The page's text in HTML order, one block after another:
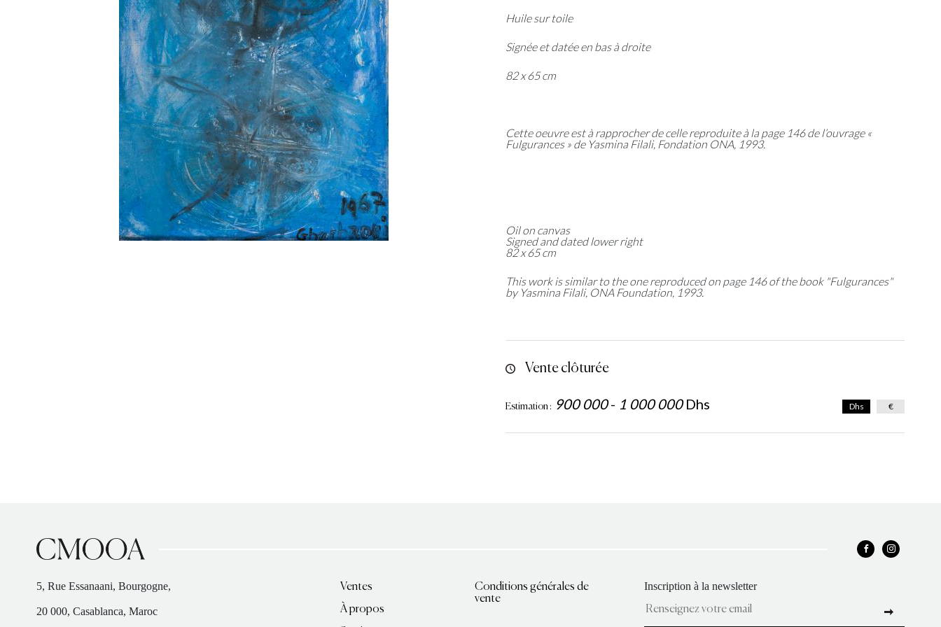
Huile sur toile
Signée et datée en bas à droite
82 x 65 cm
Cette oeuvre est à rapprocher de celle reproduite à la page 146 de l’ouvrage «
Fulgurances » de Yasmina Filali, Fondation ONA, 1993.
Oil on canvas
Signed and dated lower right
82 x 65 cm
This work is similar to the one reproduced on page 146 of the book "Fulgurances"
by Yasmina Filali, ONA Foundation, 1993.
Vente clôturée
Estimation : 900 000- 1 000 000 Dhs Dhs €
5, Rue Essanaani, Bourgogne,
20 000, Casablanca, Maroc
Ventes
À propos
Conditions générales de
vente
Inscription à la newsletter